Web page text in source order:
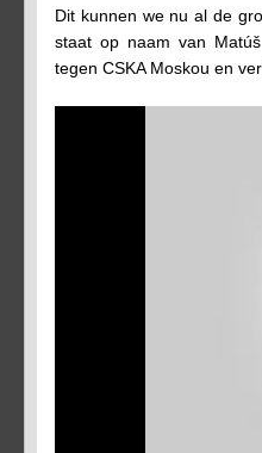
Dit kunnen we nu al de
staat op naam van
tegen CSKA Moskou en